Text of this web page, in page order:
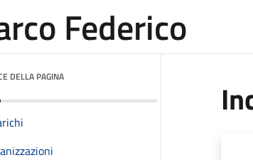
Federico
DELLA PAGINA